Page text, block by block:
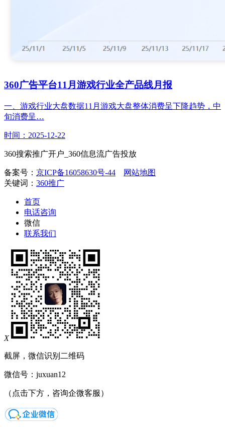
360广告平台11月游戏行业全产品线月报
一、游戏行业大盘数据11月游戏大盘整体消费呈下降趋势，中
旬消费呈…
时间：2025-12-22
360搜索推广开户_360信息流广告投放
备案号： 京ICP备16058630号-44
网站地图
关键词： 360推广
首页
电话咨询
微信
联系我们
X
截屏，微信识别二维码
微信号： juxuan12
（点击下方，咨询企微客服）